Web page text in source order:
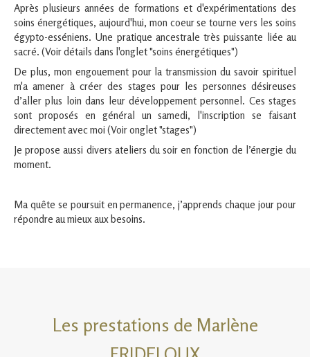
Après plusieurs années de formations et d'expérimentations des
soins énergétiques, aujourd'hui, mon coeur se tourne vers les soins
égypto-esséniens. Une pratique ancestrale très puissante liée au
sacré. (Voir détails dans l'onglet "soins énergétiques")
De plus, mon engouement pour la transmission du savoir spirituel
m'a amener à créer des stages pour les personnes désireuses
d’aller plus loin dans leur développement personnel. Ces stages
sont proposés en général un samedi, l'inscription se faisant
directement avec moi (Voir onglet "stages")
Je propose aussi divers ateliers du soir en fonction de l’énergie du
moment.
Ma quête se poursuit en permanence, j’apprends chaque jour pour
répondre au mieux aux besoins.
Les prestations de Marlène